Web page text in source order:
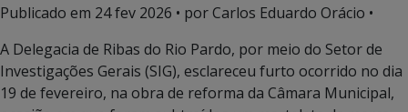
Publicado em 24 fev 2026 • por Carlos Eduardo Orácio •
A Delegacia de Ribas do Rio Pardo, por meio do Setor de
Investigações Gerais (SIG), esclareceu furto ocorrido no dia
19 de fevereiro, na obra de reforma da Câmara Municipal,